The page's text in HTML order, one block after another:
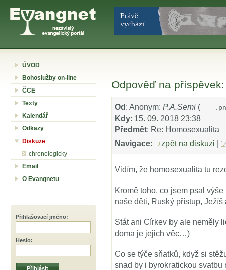
ÚVOD
Bohoslužby on-line
ČCE
Texty
Kalendář
Odkazy
Diskuze
chronologicky
Email
O Evangnetu
Přihlašovací jméno:
Heslo:
Odpověď na
Od : Anonym: P.A.Semi ( ---
Kdy: 15. 09. 2018 23:38
Předmět: Re: Homosexualita
Navigace:
zpět na diskuzi
Vidím, že homosexualita tu
Kromě toho, co jsem psal
naše děti, Ruský přístup, Ježíš
Stát ani Církev by ale neměly
doma je jejich věc…)
Co se týče sňatků, když si
snad by i byrokratickou